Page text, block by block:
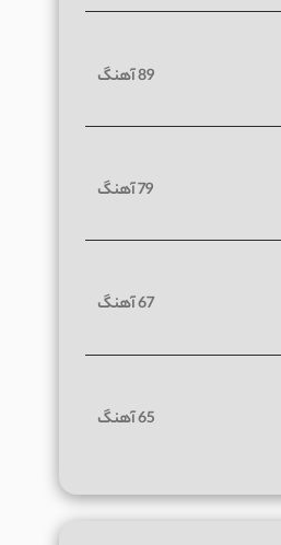
89 آهنگ
79 آهنگ
67 آهنگ
65 آهنگ